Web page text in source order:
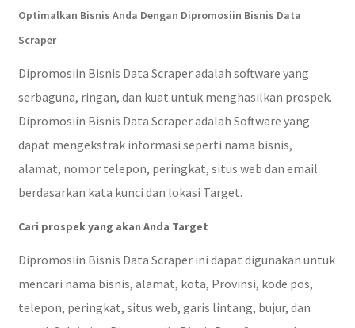
Optimalkan Bisnis Anda Dengan Dipromosiin Bisnis Data
Scraper
Dipromosiin Bisnis Data Scraper adalah software yang
serbaguna, ringan, dan kuat untuk menghasilkan prospek.
Dipromosiin Bisnis Data Scraper adalah Software yang
dapat mengekstrak informasi seperti nama bisnis,
alamat, nomor telepon, peringkat, situs web dan email
berdasarkan kata kunci dan lokasi Target.
Cari prospek yang akan Anda Target
Dipromosiin Bisnis Data Scraper ini dapat digunakan untuk
mencari nama bisnis, alamat, kota, Provinsi, kode pos,
telepon, peringkat, situs web, garis lintang, bujur, dan